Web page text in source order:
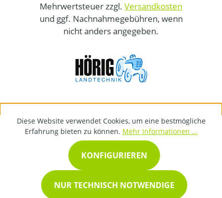
Mehrwertsteuer zzgl. Versandkosten
und ggf. Nachnahmegebühren, wenn
nicht anders angegeben.
Diese Website verwendet Cookies, um eine bestmögliche
Erfahrung bieten zu können. Mehr Informationen ...
NUR TECHNISCH NOTWENDIGE
KONFIGURIEREN